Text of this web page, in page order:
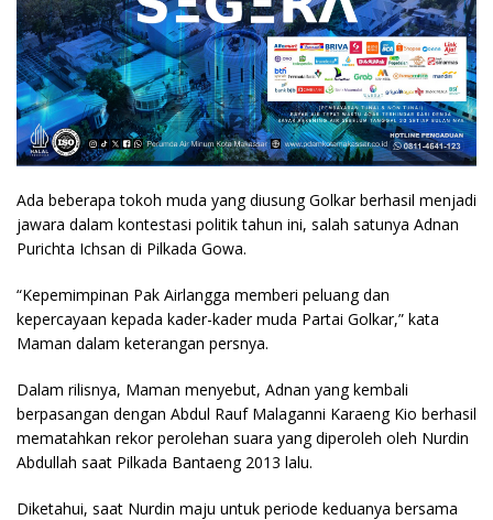
Ada beberapa tokoh muda yang diusung Golkar berhasil menjadi
jawara dalam kontestasi politik tahun ini, salah satunya Adnan
Purichta Ichsan di Pilkada Gowa.
“Kepemimpinan Pak Airlangga memberi peluang dan
kepercayaan kepada kader-kader muda Partai Golkar,” kata
Maman dalam keterangan persnya.
Dalam rilisnya, Maman menyebut, Adnan yang kembali
berpasangan dengan Abdul Rauf Malaganni Karaeng Kio berhasil
mematahkan rekor perolehan suara yang diperoleh oleh Nurdin
Abdullah saat Pilkada Bantaeng 2013 lalu.
Diketahui, saat Nurdin maju untuk periode keduanya bersama